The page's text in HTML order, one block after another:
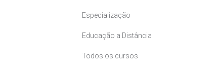
Especialização
Educação a Distância
Todos os cursos